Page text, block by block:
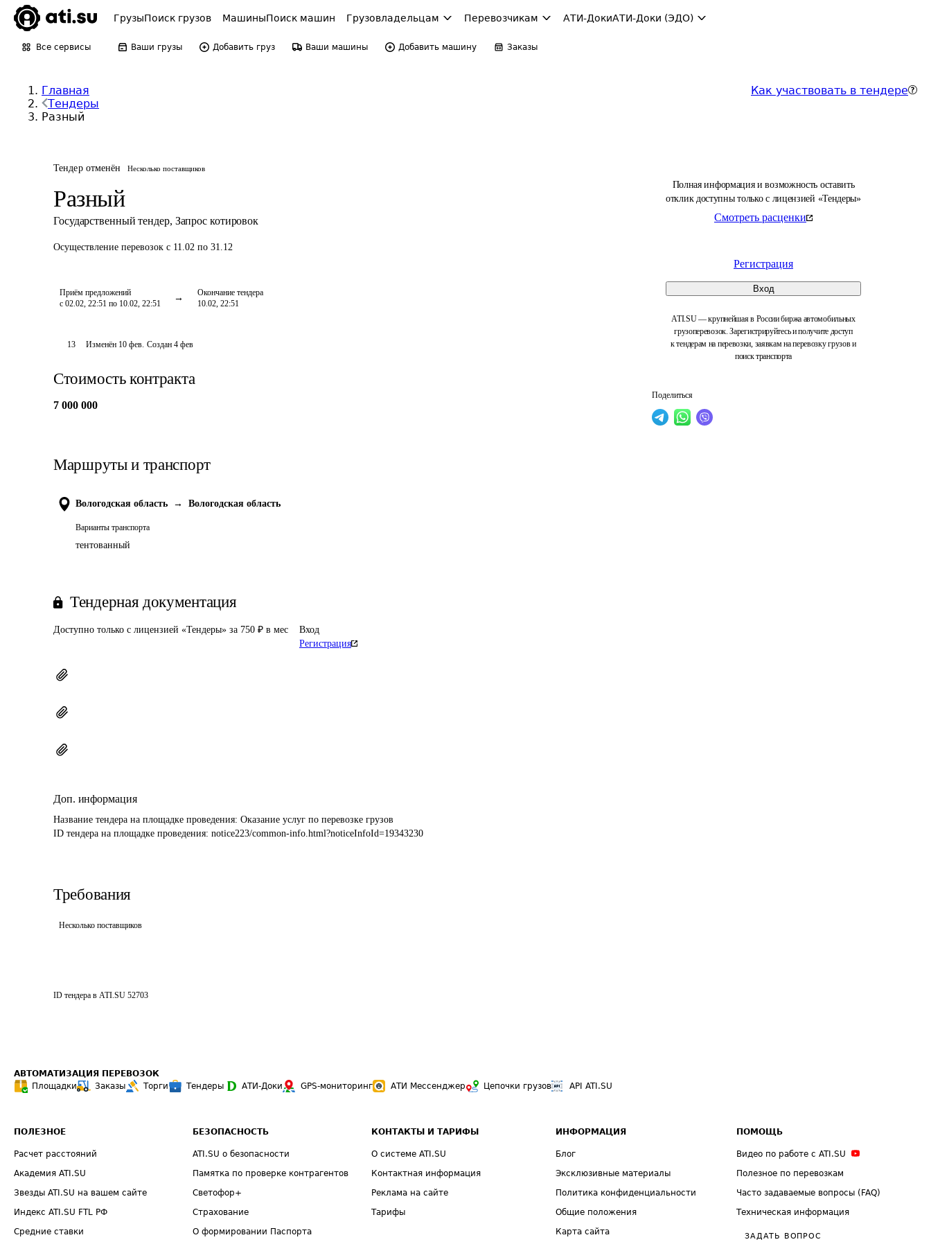
ГрузыПоиск грузов МашиныПоиск машин Грузовладельцам Перевозчикам АТИ-ДокиАТИ-Доки (ЭДО)
Все сервисы Ваши грузы Добавить груз Ваши машины Добавить машину Заказы
Главная
Тендеры
Разный
Как участвовать в тендере
Тендер отменён Несколько поставщиков
Разный
Государственный тендер, Запрос котировок
Осуществление перевозок с 11.02 по 31.12
Приём предложений
с 02.02, 22:51 по 10.02, 22:51
Окончание тендера
10.02, 22:51
Полная информация и возможность оставить
отклик доступны только с лицензией «Тендеры»
Смотреть расценки
Регистрация
Вход
ATI.SU — крупнейшая в России биржа автомобильных
грузоперевозок. Зарегистрируйтесь и получите доступ
к тендерам на перевозки, заявкам на перевозку грузов и
поиск транспорта
Поделиться
13 Изменён 10 фев. Создан 4 фев
Стоимость контракта
7 000 000
Маршруты и транспорт
Вологодская область → Вологодская область
Варианты транспорта
тентованный
Тендерная документация
Доступно только с лицензией «Тендеры» за 750 ₽ в мес
Вход
Регистрация
Доп. информация
Название тендера на площадке проведения: Оказание услуг по перевозке грузов
ID тендера на площадке проведения: notice223/common-info.html?noticeInfoId=19343230
Требования
Несколько поставщиков
ID тендера в ATI.SU 52703
АВТОМАТИЗАЦИЯ ПЕРЕВОЗОК
Площадки
Заказы Торги Тендеры АТИ-Доки GPS-мониторинг АТИ Мессенджер Цепочки грузов API ATI.SU
ПОЛЕЗНОЕ
Расчет расстояний
Академия ATI.SU
Звезды ATI.SU на вашем сайте
Индекс ATI.SU FTL РФ
Средние ставки
БЕЗОПАСНОСТЬ
ATI.SU о безопасности
Памятка по проверке контрагентов
Светофор+
Страхование
О формировании Паспорта
КОНТАКТЫ И ТАРИФЫ
О системе ATI.SU
Контактная информация
Реклама на сайте
Тарифы
ИНФОРМАЦИЯ
Блог
Эксклюзивные материалы
Политика конфиденциальности
Общие положения
Карта сайта
ПОМОЩЬ
Видео по работе с ATI.SU
Полезное по перевозкам
Часто задаваемые вопросы (FAQ)
Техническая информация
ЗАДАТЬ ВОПРОС